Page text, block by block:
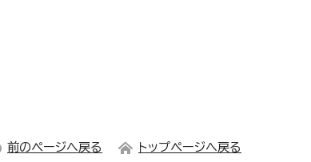
前のページへ戻る トップページへ戻る